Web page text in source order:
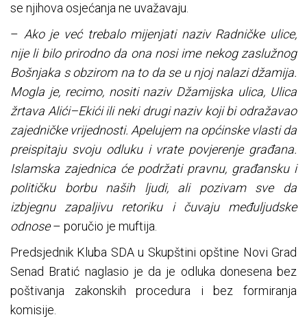
se njihova osjećanja ne uvažavaju.
– Ako je već trebalo mijenjati naziv Radničke ulice,
nije li bilo prirodno da ona nosi ime nekog zaslužnog
Bošnjaka s obzirom na to da se u njoj nalazi džamija.
Mogla je, recimo, nositi naziv Džamijska ulica, Ulica
žrtava Alići–Ekići ili neki drugi naziv koji bi odražavao
zajedničke vrijednosti. Apelujem na općinske vlasti da
preispitaju svoju odluku i vrate povjerenje građana.
Islamska zajednica će podržati pravnu, građansku i
političku borbu naših ljudi, ali pozivam sve da
izbjegnu zapaljivu retoriku i čuvaju međuljudske
odnose– poručio je muftija.
Predsjednik Kluba SDA u Skupštini opštine Novi Grad
Senad Bratić naglasio je da je odluka donesena bez
poštivanja zakonskih procedura i bez formiranja
komisije.